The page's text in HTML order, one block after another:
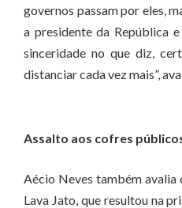
governos passam por eles,
a presidente da República
sinceridade no que diz,
distanciar cada vez mais”,
Assalto aos cofres
Aécio Neves também avalia
Lava Jato, que resultou na